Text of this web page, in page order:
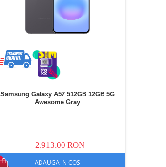
Samsung Galaxy A57 512GB 12GB 5G
Awesome Gray
2.913,00 RON
ADAUGA IN COS